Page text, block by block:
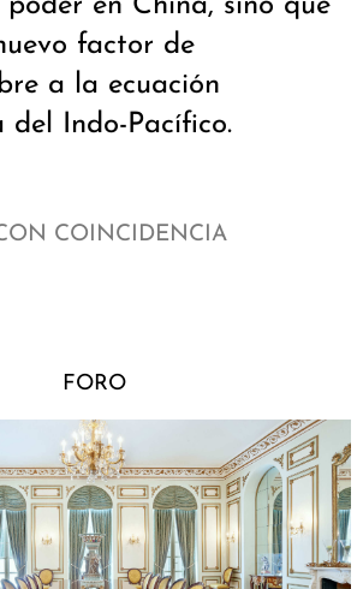
en China, sino que
factor de
a la ecuación
del Indo-Pacífico.
COINCIDENCIA
FORO